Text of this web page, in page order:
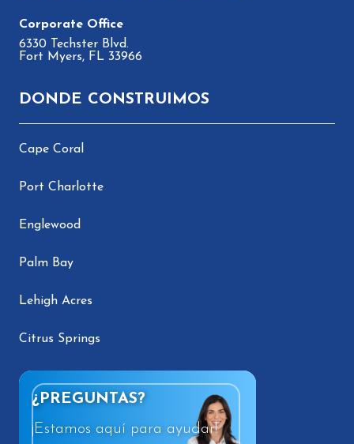
6330 Techster Blvd.
Fort Myers, FL 33966
DONDE CONSTRUIMOS
Cape Coral
Port Charlotte
Englewood
Palm Bay
Lehigh Acres
Citrus Springs
¿PREGUNTAS?
¡Estamos aquí para ayudar!